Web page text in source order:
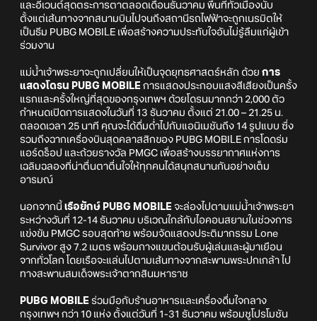
และอีเวนต์สุดตระการตาตลอดเดือนธันวาคม พื้นที่ทั่วเมืองนับ
ตั้งแต่เส้นทางจากสนามบินไปจนถึงสถานีรถไฟฟ้าจะถูกเนรมิตให้
เป็นธีม PUBG MOBILE เพื่อสร้างความประทับใจอันไม่รู้ลืมแก่ผู้เข้า
ร่วมงาน
แม่น้ำเจ้าพระยาจะถูกเปลี่ยนให้เป็นจุดยุทธศาสตร์หลัก ด้วย การ
แสดงโดรน PUBG MOBILE การแสดงประกอบแสงสีเสียงเป็นครั้ง
แรกและครั้งใหญ่ที่สุดของกรุงเทพฯ ด้วยโดรนมากกว่า 2,000 ตัว
กำหนดเปิดการแสดงในวันที่ 13 ธันวาคม ตั้งแต่ 21.00 – 21.25 น.
ตลอดเวลา 25 นาที คุณจะได้ดื่มด่ำไปกับแอนิเมชันถึง 14 รูปแบบ ซึ่ง
รวมถึงฉากเครื่องบินสุดคลาสสิกของ PUBG MOBILE การโดดร่ม
แอร์ดร็อป และถ้วยรางวัล PMGC เพื่อสร้างบรรยากาศแห่งการ
เฉลิมฉลองที่น่าตื่นตาตื่นใจให้ทุกคนได้สนุกสนานกันอย่างเต็ม
อารมณ์
นอกจากนี้ เรือยักษ์ PUBG MOBILE จะล่องไปตามแม่น้ำเจ้าพระยา
ระหว่างวันที่ 12-14 ธันวาคม บริเวณใกล้กับไอคอนสยามในช่วงการ
แข่งขัน PMGC รอบสุดท้าย พร้อมจัดแสดงประติมากรรม Lone
Survivor สูง 7.2 เมตร พร้อมกางแขนต้อนรับผู้เล่นและผู้มาเยือน
จากทั่วโลก โดยเรือจะแล่นไปตามเส้นทางจากสะพานพระปกเกล้า ไป
ทางสะพานสมเด็จพระเจ้าตากสินมหาราช
PUBG MOBILE ร่วมมือกับร้านอาหารและเครื่องดื่มใจกลาง
กรุงเทพฯ กว่า 10 แห่ง ตั้งแต่วันที่ 1-31 ธันวาคม พร้อมชูโปรโมชัน